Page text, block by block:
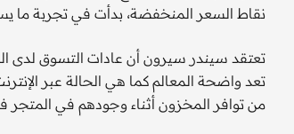
نقاط السعر المنخفضة، بدأت في تجربة ما
تعتقد سيندر سيرون أن عادات التسوق لدى
تعد واضحة المعالم كما هي الحالة عبر
من توافر المخزون أثناء وجودهم في المتجر